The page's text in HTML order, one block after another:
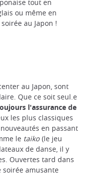
tout en
ou même en
au Japon !
au Japon, sont
Que ce soit seul.e
l'assurance de
les plus classiques
en passant
le taiko (le jeu
de danse, il y
Ouvertes tard dans
amusante